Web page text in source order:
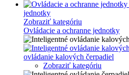
jednotky
Zobraziť kategóriu
Ovládacie a ochranne jednotky
ovládanie kalových čerpadiel
Zobraziť kategóriu